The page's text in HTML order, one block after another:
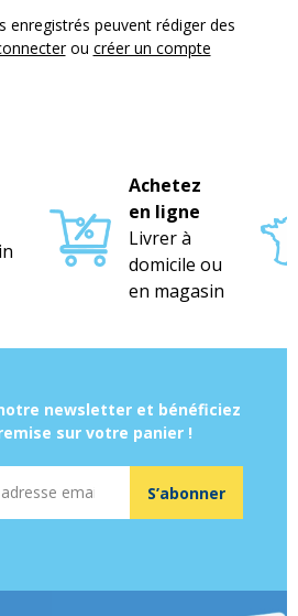
enregistrés peuvent rédiger des
ou créer un compte
Achetez
en ligne
Livrer à
domicile ou
en magasin
newsletter et bénéficiez
sur votre panier !
S’abonner